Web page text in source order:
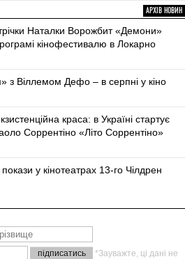
АРХІВ НОВИН
Наталки Ворожбит «Демони»
кінофестивалю в Локарно
з Віллемом Дефо – в серпні у кіно
краса: в Україні стартує
Соррентіно «Літо Соррентіно»
у кінотеатрах 13-го Чілдрен
*Зауважте, ці дані не